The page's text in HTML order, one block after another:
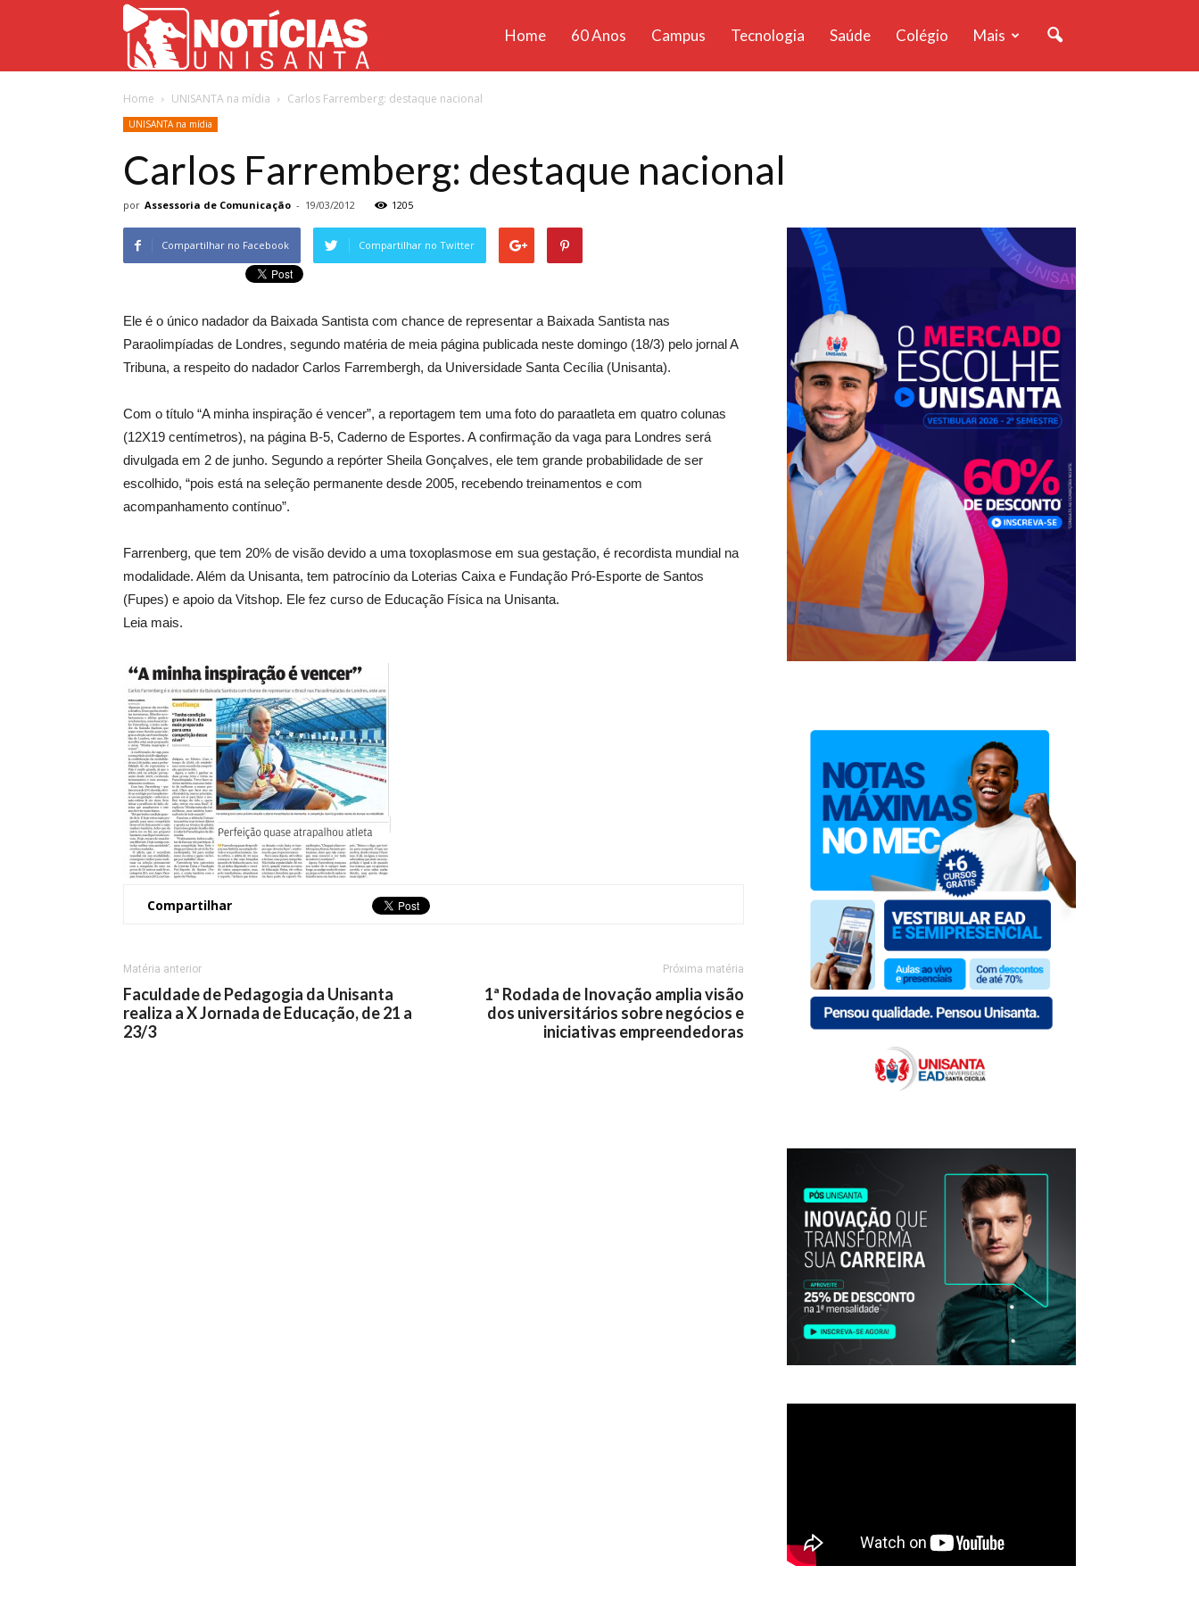
Unisanta
Home 60 Anos Campus Tecnologia Saúde Colégio Mais
Home UNISANTA na mídia Carlos Farremberg: destaque nacional
UNISANTA na mídia
Carlos Farremberg: destaque nacional
por Assessoria de Comunicação - 19/03/2012 1205
Compartilhar no Facebook Compartilhar no Twitter
Ele é o único nadador da Baixada Santista com chance de representar a Baixada Santista nas
Paraolimpíadas de Londres, segundo matéria de meia página publicada neste domingo (18/3) pelo jornal A
Tribuna, a respeito do nadador Carlos Farrembergh, da Universidade Santa Cecília (Unisanta).
Com o título “A minha inspiração é vencer”, a reportagem tem uma foto do paraatleta em quatro colunas
(12X19 centímetros), na página B-5, Caderno de Esportes. A confirmação da vaga para Londres será
divulgada em 2 de junho. Segundo a repórter Sheila Gonçalves, ele tem grande probabilidade de ser
escolhido, “pois está na seleção permanente desde 2005, recebendo treinamentos e com
acompanhamento contínuo”.
Farrenberg, que tem 20% de visão devido a uma toxoplasmose em sua gestação, é recordista mundial na
modalidade. Além da Unisanta, tem patrocínio da Loterias Caixa e Fundação Pró-Esporte de Santos
(Fupes) e apoio da Vitshop. Ele fez curso de Educação Física na Unisanta.
Leia mais.
Compartilhar
Matéria anterior
Faculdade de Pedagogia da Unisanta
realiza a X Jornada de Educação, de 21 a
23/3
Próxima matéria
1ª Rodada de Inovação amplia visão
dos universitários sobre negócios e
iniciativas empreendedoras